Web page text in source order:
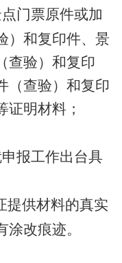
门票原件或加
）和复印件、景
查验）和复印
（查验）和复印
证明材料；
报工作出台具
提供材料的真实
改痕迹。